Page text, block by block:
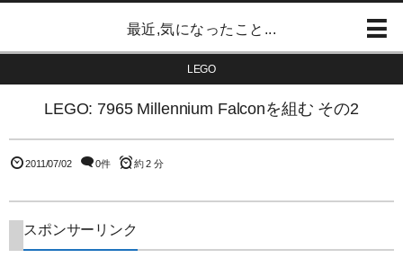
最近,気になったこと...
LEGO
LEGO: 7965 Millennium Falconを組む その2
2011/07/02 0件 約 2 分
スポンサーリンク